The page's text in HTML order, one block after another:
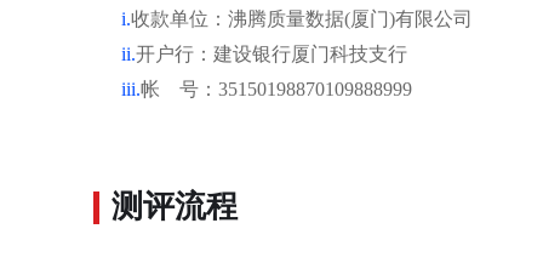
i.收款单位：沸腾质量数据(厦门)有限公司
ii.开户行：建设银行厦门科技支行
iii.帐 号：35150198870109888999
测评流程